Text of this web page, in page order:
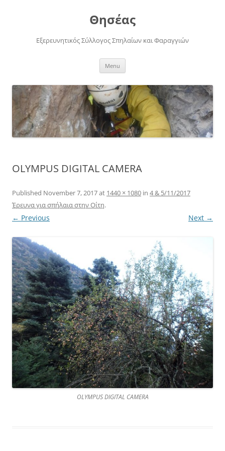
Θησέας
Εξερευνητικός Σύλλογος Σπηλαίων και Φαραγγιών
Menu
OLYMPUS DIGITAL CAMERA
Published November 7, 2017at 1440 × 1080 in 4 & 5/11/2017
Έρευνα για σπήλαια στην Οίτη.
← Previous Next →
OLYMPUS DIGITAL CAMERA